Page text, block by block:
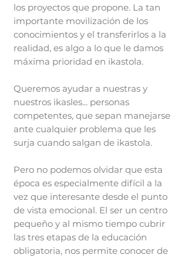
los proyectos que propone. La tan
importante movilización de los
conocimientos y el transferirlos a la
realidad, es algo a lo que le damos
máxima prioridad en ikastola.
Queremos ayudar a nuestras y
nuestros ikasles... personas
competentes, que sepan manejarse
ante cualquier problema que les
surja cuando salgan de ikastola.
Pero no podemos olvidar que esta
época es especialmente difícil a la
vez que interesante desde el punto
de vista emocional. El ser un centro
pequeño y al mismo tiempo cubrir
las tres etapas de la educación
obligatoria, nos permite conocer de